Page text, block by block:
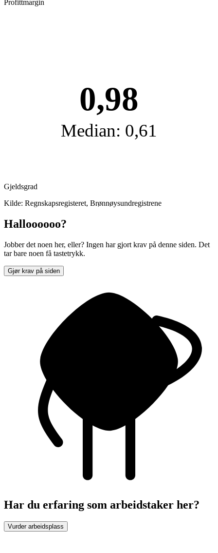
Profittmargin
0,98
Median: 0,61
Gjeldsgrad
Kilde: Regnskapsregisteret, Brønnøysundregistrene
Halloooooo?
Jobber det noen her, eller? Ingen har gjort krav på denne siden. Det
tar bare noen få tastetrykk.
Gjør krav på siden
Har du erfaring som arbeidstaker her?
Vurder arbeidsplass